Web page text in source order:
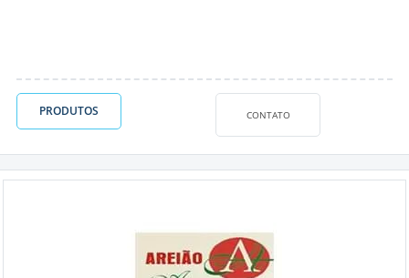
PRODUTOS CONTATO